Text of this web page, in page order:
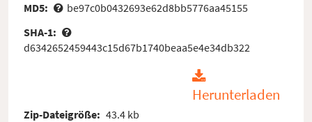
MD5:
be97c0b0432693e62d8bb5776aa45155
SHA-1:
d6342652459443c15d67b1740beaa5e4e34db322
Herunterladen
Zip-Dateigröße: 43.4 kb